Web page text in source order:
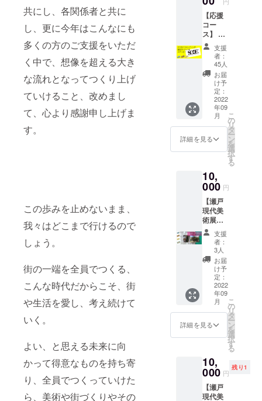
共にし、各関係者と共に
し、更に今年はこんなにも
多くの方のご支援をいただ
く中で、想像を超える大き
な流れとなってつくり上げ
ていけること、改めまし
て、心より感謝申し上げま
す。
この歩みを止めないまま、
我々はどこまで行けるので
しょう。
街の一端を全員でつくる、
こんな時代だからこそ、街
や生活を愛し、考え続けて
いく。
よい、と思える未来に向
かって得意なものを持ち寄
り、全員でつくっていけた
ら、美術や街づくりやその
参加してい
る。主な展
覧会…瀬戸
現代美術展
2019/2022プ
レエキシビ
リーミン
テージ(なご
元立身-26人
の港まちの
おばあさん
のランチ
(アッセンブ
リッジ・ナ
ゴヤ2019)
ケータリン
【応援
コー
ス】 ・
瀬戸現
代美術
展2022
招待状
(１名
様) ・
Barrac
kコー
ヒー１
杯無料
券 ・ク
ラウド
ファン
グ限定
オリジ
ナルス
テッ
カー１
枚 ※商
品サイ
ズ：縦
50mm
横
100mm
※招待状
は会期
までに
メール
でお送
りいた
限：展
覧会期
中) ※
コー
ヒーチ
支援
者：
45人
お届
け予
定：
2022
年09
月
詳細を見る
こ
の
リ
タ
ー
ン
を
選
択
す
る
10,
000 円
【瀬戸
現代美
術展
2019ド
キュメ
ント
ブッ
ク】 ●
瀬戸現
代美術
展2019
ドキュ
メント
ブック
１冊 第
一回の
代美術
展の様
子を記
録した
ドキュ
支援
者：
3人
お届
け予
定：
2022
年09
月
詳細を見る
こ
の
リ
タ
ー
ン
を
選
択
す
る
10,
000 円
残り1
【瀬戸
現代美